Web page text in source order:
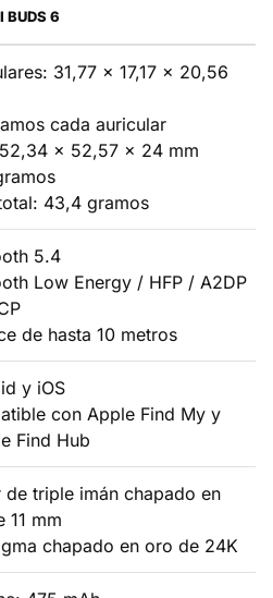
BUDS 6
31,77 x 17,17 x 20,56
cada auricular
x 52,57 x 24 mm
43,4 gramos
5.4
Low Energy / HFP / A2DP
de hasta 10 metros
y iOS
con Apple Find My y
Find Hub
de triple imán chapado en
11 mm
chapado en oro de 24K